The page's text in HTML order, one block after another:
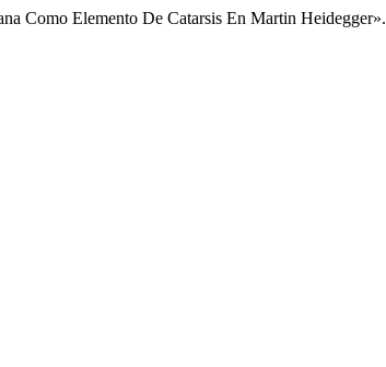
Como Elemento De Catarsis En Martin Heidegger».